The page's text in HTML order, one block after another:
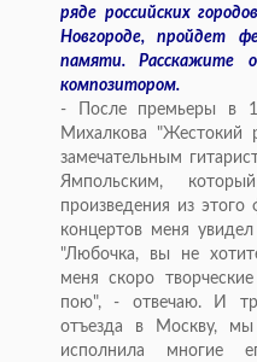
ряде российских
Новгороде, пройдет
памяти. Расскажите
композитором.
- После премьеры в
Михалкова "Жестокий
замечательным
Ямпольским,
произведения из
концертов меня
"Любочка, вы не
меня скоро
пою", - отвечаю. И
отъезда в Москву, мы
исполнила многие